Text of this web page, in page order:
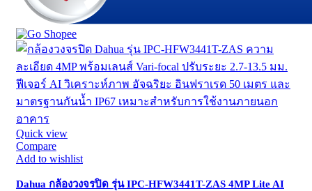
Quick view
Compare
Add to wishlist
Dahua กล้องวงจรปิด รุ่น IPC-HFW3441T-ZAS 4MP Lite AI